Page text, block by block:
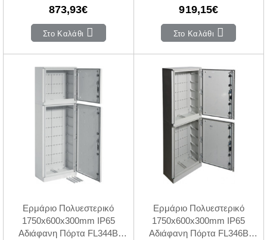
873,93€
Στο Καλάθι
919,15€
Στο Καλάθι
Ερμάριο Πολυεστερικό
1750x600x300mm IP65
Αδιάφανη Πόρτα FL344B
Ερμάριο Πολυεστερικό
1750x600x300mm IP65
Αδιάφανη Πόρτα FL346B